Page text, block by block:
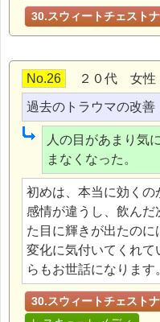
30.スウィートチェスト
No.26 ２０代 女性
過去のトラウマの改善
人の目があまり気
まなくなった。
初めは、本当に効くの
感情が違うし、飲んだ
た目に輝きが出たの
変化に気付いてくれ
らもお世話になります
30.スウィートチェスト